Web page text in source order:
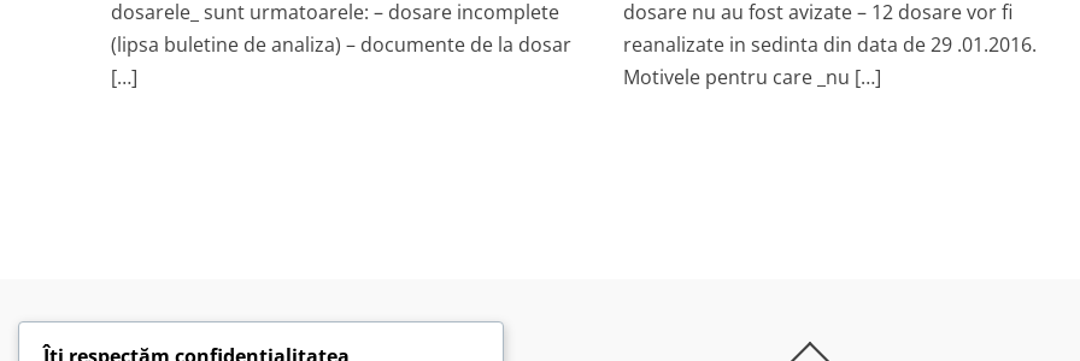
dosarele_ sunt urmatoarele: – dosare incomplete
(lipsa buletine de analiza) – documente de la dosar
[…]
dosare nu au fost avizate – 12 dosare vor fi
reanalizate in sedinta din data de 29 .01.2016.
Motivele pentru care _nu […]